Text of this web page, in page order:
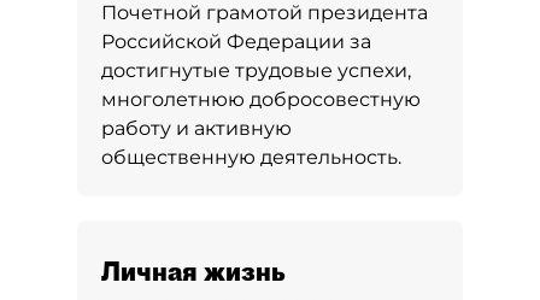
Почетной грамотой президента
Российской Федерации за
достигнутые трудовые успехи,
многолетнюю добросовестную
работу и активную
общественную деятельность.
Личная жизнь